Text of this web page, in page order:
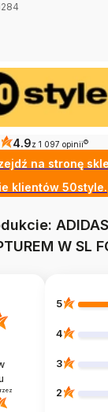
4.9z 1 097 opinii ?
na stronę
klientów
W SL
5
4
3
2